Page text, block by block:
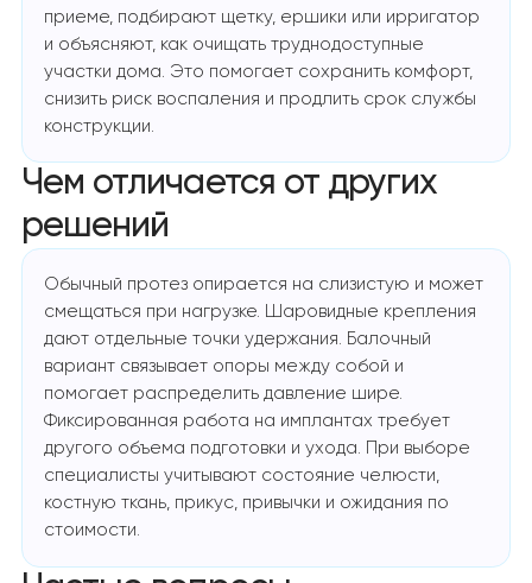
приеме, подбирают щетку, ершики или ирригатор
и объясняют, как очищать труднодоступные
участки дома. Это помогает сохранить комфорт,
снизить риск воспаления и продлить срок службы
конструкции.
Чем отличается от других
решений
Обычный протез опирается на слизистую и может
смещаться при нагрузке. Шаровидные крепления
дают отдельные точки удержания. Балочный
вариант связывает опоры между собой и
помогает распределить давление шире.
Фиксированная работа на имплантах требует
другого объема подготовки и ухода. При выборе
специалисты учитывают состояние челюсти,
костную ткань, прикус, привычки и ожидания по
стоимости.